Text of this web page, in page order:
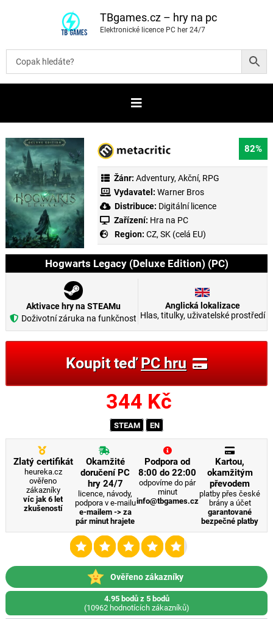
t
b
TBgames.cz – hry na pc
Elektronické licence PC her 24/7
82%
Žánr: Adventury, Akční, RPG
Vydavatel: Warner Bros
Distribuce: Digitální licence
Zařízení: Hra na PC
Region: CZ, SK (celá EU)
Hogwarts Legacy (Deluxe Edition) (PC)
Aktivace hry na STEAMu
Doživotní záruka na funkčnost
Anglická lokalizace
Hlas, titulky, uživatelské prostředí
Koupit teďPC hru
344 Kč
STEAM EN
Zlatý certifikát
heureka.cz
ověřeno
zákazníky
víc jak 6 let
zkušeností
Okamžité
doručení PC
hry 24/7
licence, návody,
podpora v e-mailu
e-mailem -> za
pár minut hrajete
Podpora od
8:00 do 22:00
odpovíme do pár
minut
info@tbgames.cz
Kartou,
okamžitým
převodem
platby přes české
brány a účet
garantované
bezpečné platby
Ověřeno zákazníky
4.95 bodů z 5 bodů
(10962 hodnotících zákazníků)